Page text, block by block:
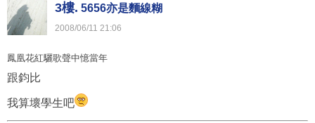
3樓. 5656亦是麵線糊
2008/06/11 21:06
鳳凰花紅驪歌聲中憶當年
跟鈞比
我算壞學生吧